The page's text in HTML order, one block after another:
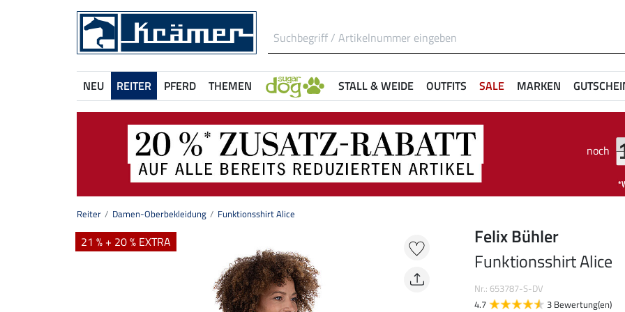
NEU REITER PFERD THEMEN STALL & WEIDE OUTFITS SALE MARKEN
noch
Reiter Damen-Oberbekleidung Funktionsshirt Alice
21 % + 20 % EXTRA
Felix Bühler
Funktionsshirt Alice
Nr.: 653787-S-DV
4.7
3 Bewertung(en)